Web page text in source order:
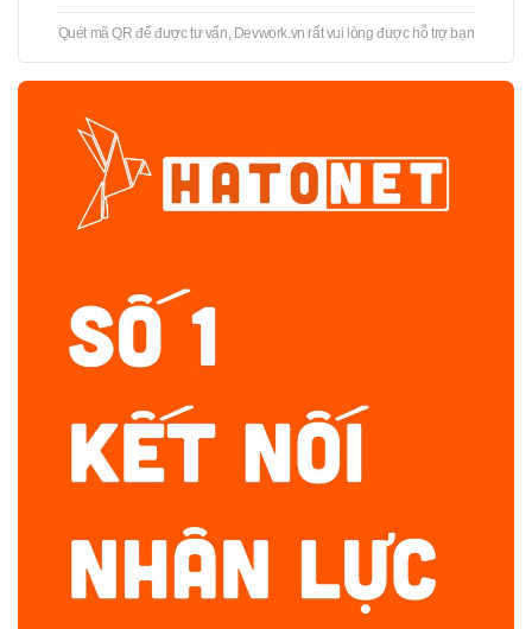
Quét mã QR để được tư vấn, Devwork.vn rất vui lòng được hỗ trợ bạn